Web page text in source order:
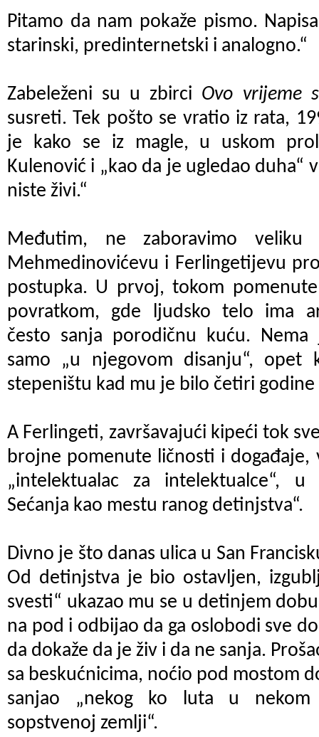
Pitamo da nam pokaže pismo.
starinski, predinternetski i analogno.“
Zabeleženi su u zbirci Ovo vrijeme
susreti. Tek pošto se vratio iz rata,
je kako se iz magle, u uskom
Kulenović i „kao da je ugledao duha“
niste živi.“
Međutim, ne zaboravimo veliku
Mehmedinovićevu i Ferlingetijevu
postupka. U prvoj, tokom
povratkom, gde ljudsko telo ima
često sanja porodičnu kuću.
samo „u njegovom disanju“, opet
stepeništu kad mu je bilo četiri
A Ferlingeti, završavajući kipeći tok
brojne pomenute ličnosti i događaje,
„intelektualac za intelektualce“, u
Sećanja kao mestu ranog detinjstva“.
Divno je što danas ulica u San
Od detinjstva je bio ostavljen,
svesti“ ukazao mu se u detinjem
na pod i odbijao da ga oslobodi sve
da dokaže da je živ i da ne sanja.
sa beskućnicima, noćio pod mostom
sanjao „nekog ko luta u nekom
sopstvenoj zemlji“.